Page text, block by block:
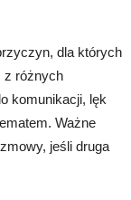
dla których
z różnych
komunikacji, lęk
Ważne
jeśli druga